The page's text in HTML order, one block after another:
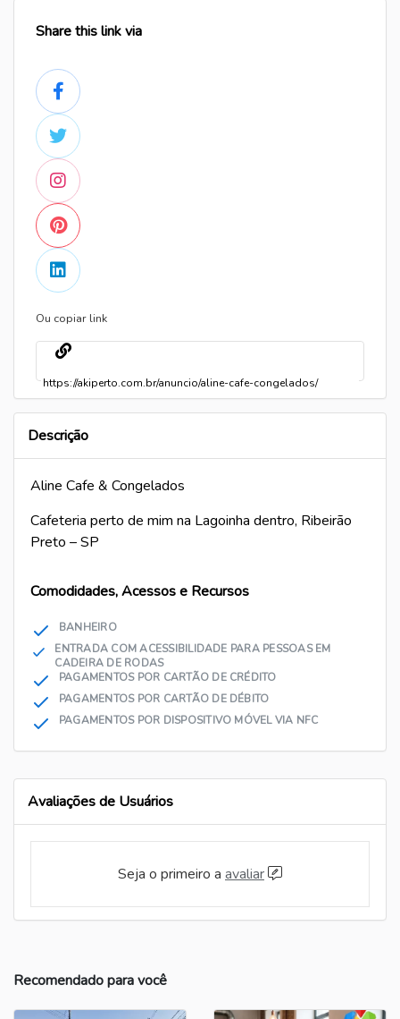
Share this link via
Ou copiar link
Descrição
Aline Cafe & Congelados
Cafeteria perto de mim na Lagoinha dentro, Ribeirão
Preto – SP
Comodidades, Acessos e Recursos
BANHEIRO
ENTRADA COM ACESSIBILIDADE PARA PESSOAS EM
CADEIRA DE RODAS
PAGAMENTOS POR CARTÃO DE CRÉDITO
PAGAMENTOS POR CARTÃO DE DÉBITO
PAGAMENTOS POR DISPOSITIVO MÓVEL VIA NFC
Avaliações de Usuários
Seja o primeiro a avaliar
Recomendado para você